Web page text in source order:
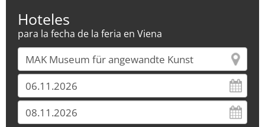
Hoteles
para la fecha de la feria en Viena